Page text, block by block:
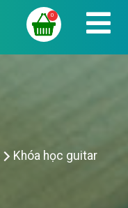
0
Khóa học guitar